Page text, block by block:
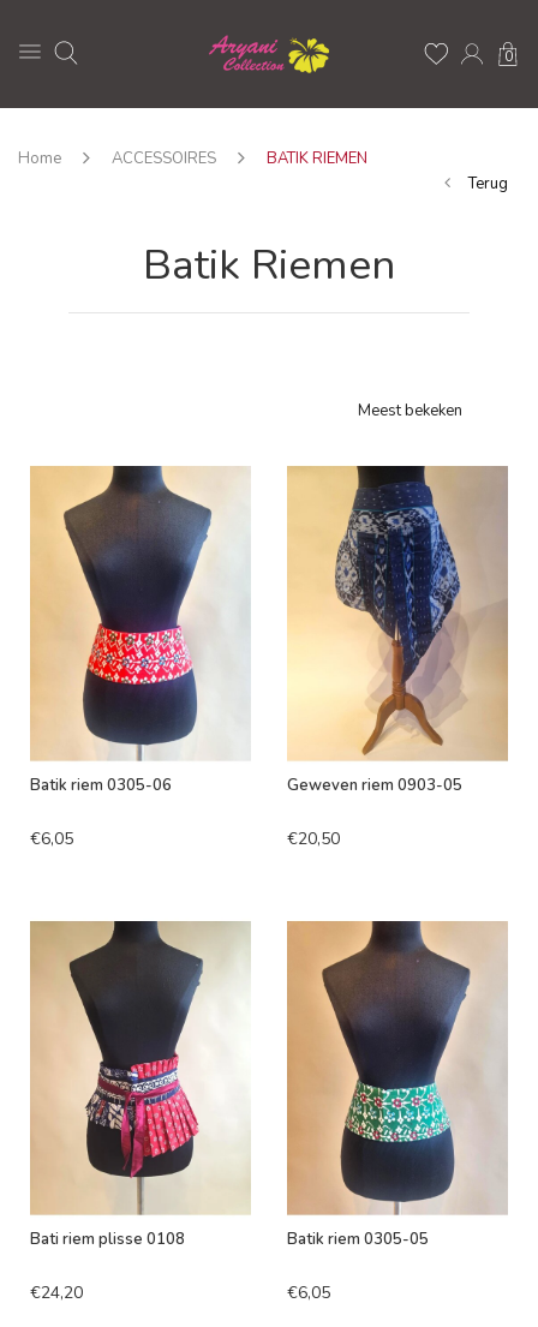
0
Home ACCESSOIRES
BATIK RIEMEN
Terug
Batik Riemen
Meest bekeken
Batik riem 0305-06
€6,05
Geweven riem 0903-05
€20,50
Bati riem plisse 0108
€24,20
Batik riem 0305-05
€6,05